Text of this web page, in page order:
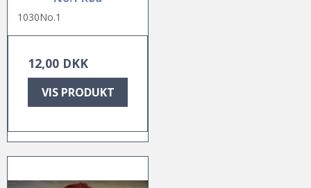
1030No.1
12,00 DKK
VIS PRODUKT